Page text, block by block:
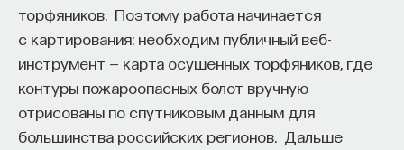
торфяников. Поэтому работа начинается
с картирования: необходим публичный веб-
инструмент — карта осушенных торфяников, где
контуры пожароопасных болот вручную
отрисованы по спутниковым данным для
большинства российских регионов. Дальше